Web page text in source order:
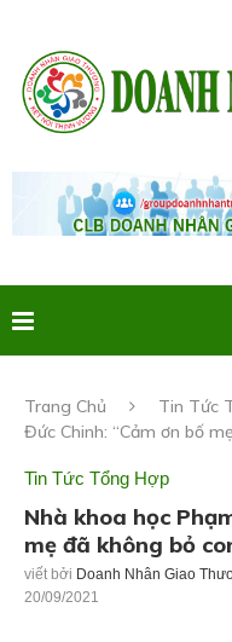
Trang Chủ Tin Tức
Đức Chinh: “Cảm ơn bố
Tin Tức Tổng Hợp
Nhà khoa học
mẹ đã không bỏ
viết bởi Doanh Nhân Giao
20/09/2021